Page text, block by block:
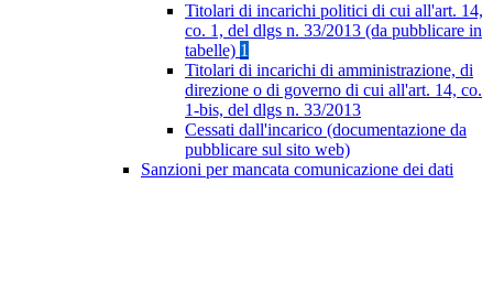
Titolari di incarichi politici di cui all'art. 14,
co. 1, del dlgs n. 33/2013 (da pubblicare in
tabelle) 1
Titolari di incarichi di amministrazione, di
direzione o di governo di cui all'art. 14, co.
1-bis, del dlgs n. 33/2013
Cessati dall'incarico (documentazione da
pubblicare sul sito web)
Sanzioni per mancata comunicazione dei dati